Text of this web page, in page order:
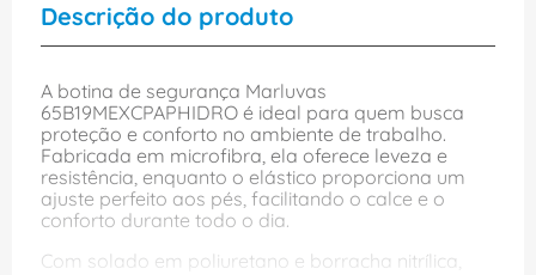
Descrição do produto
A botina de segurança Marluvas
65B19MEXCPAPHIDRO é ideal para quem busca
proteção e conforto no ambiente de trabalho.
Fabricada em microfibra, ela oferece leveza e
resistência, enquanto o elástico proporciona um
ajuste perfeito aos pés, facilitando o calce e o
conforto durante todo o dia.
Com solado em poliuretano e borracha nitrílica,